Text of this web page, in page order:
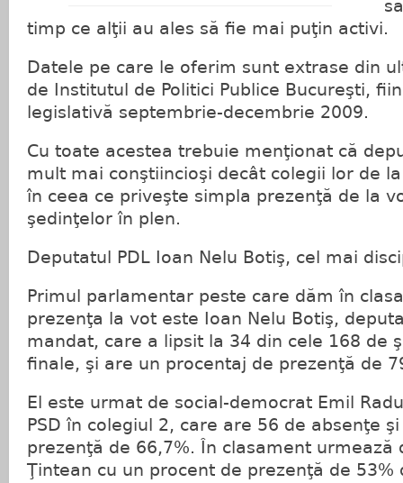
timp ce alţii au ales să fie mai puţin activi.
Datele pe care le oferim sunt extrase din
de Institutul de Politici Publice Bucureşti,
legislativă septembrie-decembrie 2009.
Cu toate acestea trebuie menţionat că
mult mai conştiincioşi decât colegii lor de
în ceea ce priveşte simpla prezenţă de la
şedinţelor în plen.
Deputatul PDL Ioan Nelu Botiş, cel mai
Primul parlamentar peste care dăm în
prezenţa la vot este Ioan Nelu Botiş,
mandat, care a lipsit la 34 din cele 168 de
finale, şi are un procentaj de prezenţă de
El este urmat de social-democrat Emil
PSD în colegiul 2, care are 56 de absenţe
prezenţă de 66,7%. În clasament urmează
Ţintean cu un procent de prezenţă de 53%